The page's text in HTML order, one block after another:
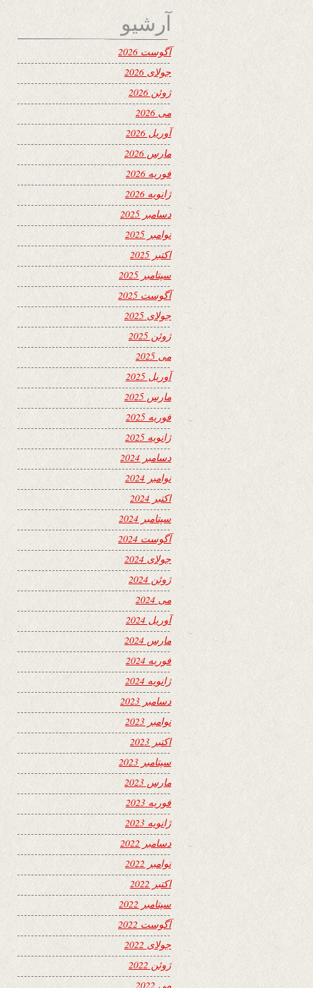
آرشیو
آگوست 2026
جولای 2026
ژوئن 2026
می 2026
آوریل 2026
مارس 2026
فوریه 2026
ژانویه 2026
دسامبر 2025
نوامبر 2025
اکتبر 2025
سپتامبر 2025
آگوست 2025
جولای 2025
ژوئن 2025
می 2025
آوریل 2025
مارس 2025
فوریه 2025
ژانویه 2025
دسامبر 2024
نوامبر 2024
اکتبر 2024
سپتامبر 2024
آگوست 2024
جولای 2024
ژوئن 2024
می 2024
آوریل 2024
مارس 2024
فوریه 2024
ژانویه 2024
دسامبر 2023
نوامبر 2023
اکتبر 2023
سپتامبر 2023
مارس 2023
فوریه 2023
ژانویه 2023
دسامبر 2022
نوامبر 2022
اکتبر 2022
سپتامبر 2022
آگوست 2022
جولای 2022
ژوئن 2022
می 2022